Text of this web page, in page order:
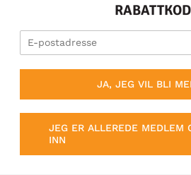
JA, JEG VIL BLI
JEG ER ALLEREDE MEDLEM
INN